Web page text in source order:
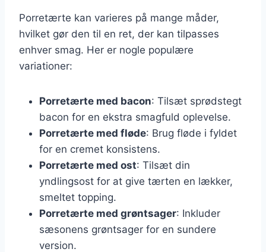
Porretærte kan varieres på mange måder,
hvilket gør den til en ret, der kan tilpasses
enhver smag. Her er nogle populære
variationer:
Porretærte med bacon: Tilsæt sprødstegt
bacon for en ekstra smagfuld oplevelse.
Porretærte med fløde: Brug fløde i fyldet
for en cremet konsistens.
Porretærte med ost: Tilsæt din
yndlingsost for at give tærten en lækker,
smeltet topping.
Porretærte med grøntsager: Inkluder
sæsonens grøntsager for en sundere
version.